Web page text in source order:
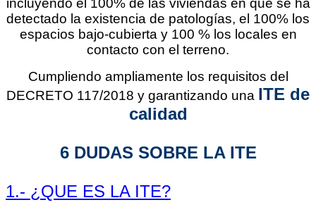
incluyendo el 100% de las viviendas en que se ha
detectado la existencia de patologías, el 100% los
espacios bajo-cubierta y 100 % los locales en
contacto con el terreno.
Cumpliendo ampliamente los requisitos del
DECRETO 117/2018 y garantizando una ITE de
calidad
6 DUDAS SOBRE LA ITE
1.- ¿QUE ES LA ITE?